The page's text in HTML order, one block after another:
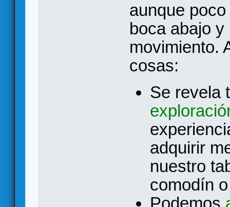
aunque
boca abajo
movimiento.
cosas:
Se revela
adquirir
nuestro
comodín
Podemos